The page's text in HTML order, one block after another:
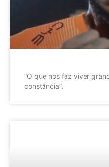
”O que nos faz viver
constância”.